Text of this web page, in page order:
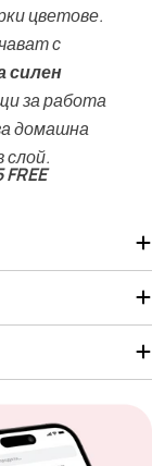
цветове.
с
силен
за работа
домашна